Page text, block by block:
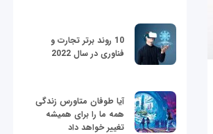
10 روند برتر تجارت و
فناوری در سال 2022
آیا طوفان متاورس زندگی
همه ما را برای همیشه
تغییر خواهد داد